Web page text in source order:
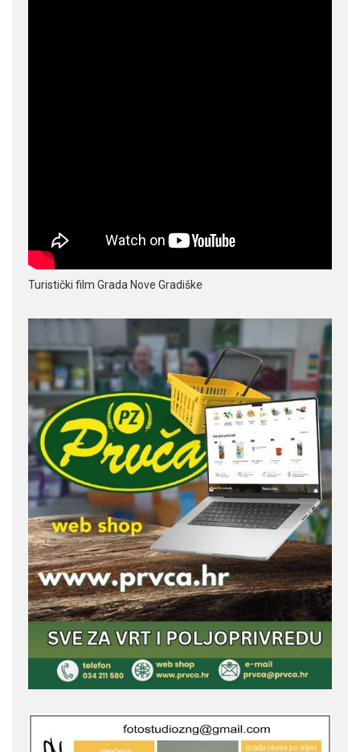
Turistički film Grada Nove Gradiške